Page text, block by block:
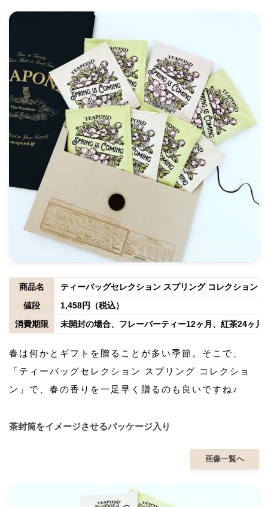
商品名
ティーバッグセレクション スプリング コレクション
値段
1,458円（税込）
消費期限
未開封の場合、フレーバーティー12ヶ月、紅茶24ヶ月
春は何かとギフトを贈ることが多い季節。そこで、
「ティーバッグセレクション スプリング コレクショ
ン」で、春の香りを一足早く贈るのも良いですね♪
茶封筒をイメージさせるパッケージ入り
画像一覧へ